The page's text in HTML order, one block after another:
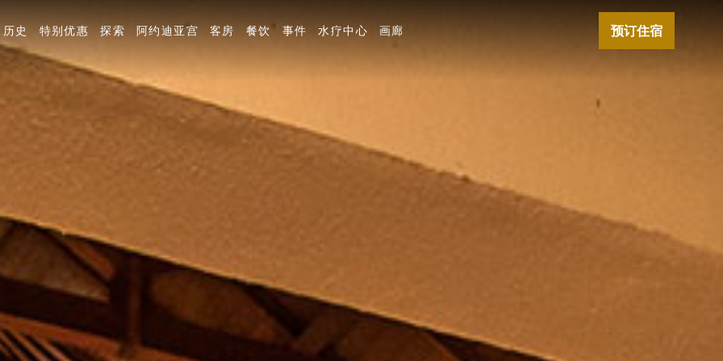
历史 特别优惠 探索 阿约迪亚宫 客房 餐饮 事件 水疗中心 画廊 预订住宿